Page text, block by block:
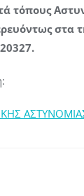
τόπους
στα